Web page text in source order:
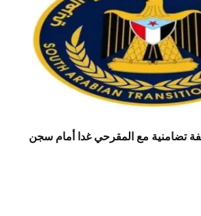
تضامنية مع المقرحي غدا أمام سجن